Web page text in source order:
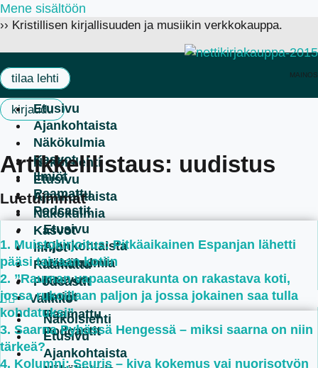
Mene sisältöön
›› Kristillisen kirjallisuuden ja musiikin verkkokauppa.
MAINOS
tilaa lehti
kirjauduEtusivu
Ajankohtaista
Näkökulmia
Kasvot
Ilmiöt
Raamattu
Podcastit
Etusivu
Ajankohtaista
Näkökulmia
Kasvot
Ilmiöt
Raamattu
Podcastit
Näköislehti
Etusivu
Ajankohtaista
Näkökulmia
Kasvot
Ilmiöt
Raamattu
Podcastit
Näköislehti
Etusivu
Ajankohtaista
Artikkelilistaus: uudistus
Luetuimmat
Muistokirjoitus: Pitkäaikainen Espanjan lähetti
pääsi taivaan kotiin
”Rauman vapaaseurakunta on rakastava koti,
jossa rukoillaan paljon ja jossa jokainen saa tulla
kohdatuksi”
Saarna Pyhässä Hengessä – miksi saarna on niin
tärkeä?
Kolumni: Seuris – kiva kokemus vai nuorisotyön